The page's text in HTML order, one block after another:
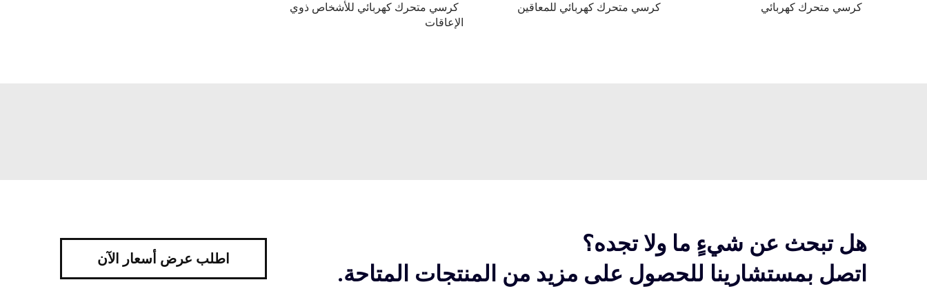
كرسي متحرك كهربائي
كرسي متحرك كهربائي للمعاقين
كرسي متحرك كهربائي للأشخاص ذوي
الإعاقات
هل تبحث عن شيءٍ ما ولا تجده؟
اتصل بمستشارينا للحصول على مزيد من المنتجات المتاحة.
اطلب عرض أسعار الآن